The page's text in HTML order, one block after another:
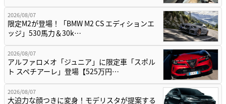
2026/08/07
限定M2が登場！「BMW M2 CS エディションエ
ッジ」530馬力＆30k…
2026/08/07
アルファロメオ「ジュニア」に限定車「スポル
ト スペチアーレ」登場【525万円…
2026/08/07
大迫力な顔つきに変身！モデリスタが提案する